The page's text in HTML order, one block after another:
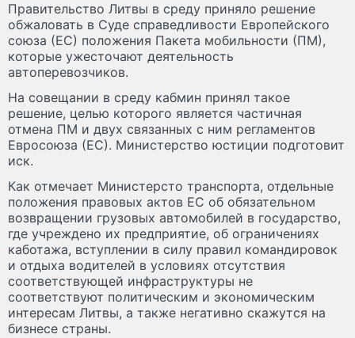
Правительство Литвы в среду приняло решение
обжаловать в Суде справедливости Европейского
союза (ЕС) положения Пакета мобильности (ПМ),
которые ужесточают деятельность
автоперевозчиков.
На совещании в среду кабмин принял такое
решение, целью которого является частичная
отмена ПМ и двух связанных с ним регламентов
Евросоюза (ЕС). Министерство юстиции подготовит
иск.
Как отмечает Министерсто транспорта, отдельные
положения правовых актов ЕС об обязательном
возвращении грузовых автомобилей в государство,
где учреждено их предприятие, об ограничениях
каботажа, вступлении в силу правил командировок
и отдыха водителей в условиях отсутствия
соответствующей инфраструктуры не
соответствуют политическим и экономическим
интересам Литвы, а также негативно скажутся на
бизнесе страны.